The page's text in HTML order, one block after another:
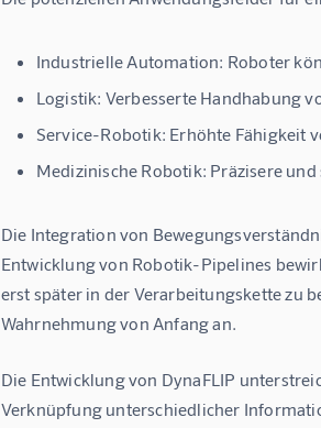
Industrielle Automation: Roboter
Logistik: Verbesserte Handhabung
Service-Robotik: Erhöhte Fähigkeit
Medizinische Robotik: Präzisere
Die Integration von
Entwicklung von Robotik-Pipelines
erst später in der Verarbeitungskette zu
Wahrnehmung von Anfang an.
Die Entwicklung von DynaFLIP
Verknüpfung unterschiedlicher